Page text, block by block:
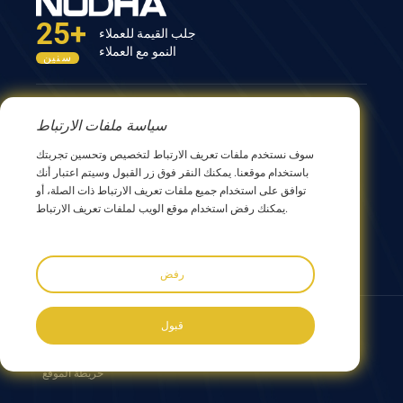
25+
سنين
جلب القيمة للعملاء
النمو مع العملاء
اتصل بنا
المبنى الثاني عشر، رقم 9 طريق شينغ يانغ، ووشي 214082،
جيانجسو، الصين
0086 510 8580 8562
0086 152 5144 1199
خريطة الموقع
سياسة ملفات الارتباط
سوف نستخدم ملفات تعريف الارتباط لتخصيص وتحسين تجربتك
باستخدام موقعنا. يمكنك النقر فوق زر القبول وسيتم اعتبار أنك
توافق على استخدام جميع ملفات تعريف الارتباط ذات الصلة، أو
يمكنك رفض استخدام موقع الويب لملفات تعريف الارتباط.
رفض
قبول